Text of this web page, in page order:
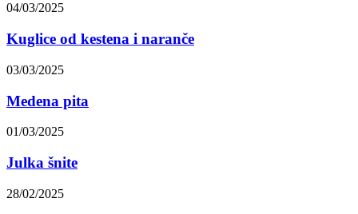
04/03/2025
Kuglice od kestena i naranče
03/03/2025
Medena pita
01/03/2025
Julka šnite
28/02/2025